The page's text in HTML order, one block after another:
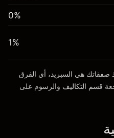
~
دولار
0%
1%
صفقاتك هي السبريد، أي الفرق
قسم التكاليف والرسوم على